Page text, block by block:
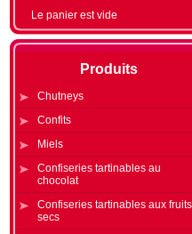
Le panier est vide
Produits
Chutneys
Confits
Miels
Confiseries tartinables au
chocolat
Confiseries tartinables aux fruits
secs